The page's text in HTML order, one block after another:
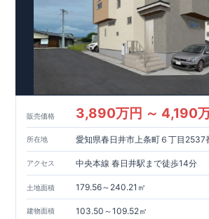
東栄住宅の家づくりへのこだわり ■『長期
詳しくはクリック
!) ・国が定めた
つの技
ます。 ・住宅ローン減税、固定資産税など
・中古市場でも、長期優良住宅が
←詳しくはクリッ
宅性能評価‥‥建物設計段階で、国が認めた
ております。
・『建設』住宅性能評価‥‥評
に施工されているか、建設までに計4回チェ
た上で、品質を保証しております。 ■全棟
しくはクリック!) ・誰が何をやったかが明
様の安心に繋がります。 ・設計、施工、営
ストプランをご提供いたします。
る事で、コストダウンに努めております。 !
中! ・現地ご見学予約受付中◎ 平日やお仕事
スマートフォンで見やすい特設サイトはこち
https://www.e-blooming.com/bukken/
販売価格 3,890万円 ～ 4,190
所在地 愛知県春日井市上条町６丁目2537
アクセス 中央本線 春日井駅まで徒歩14分
土地面積 179.56～240.21㎡
建物面積 103.50～109.52㎡